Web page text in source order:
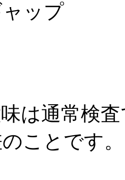
ップ
は通常検
ことです。